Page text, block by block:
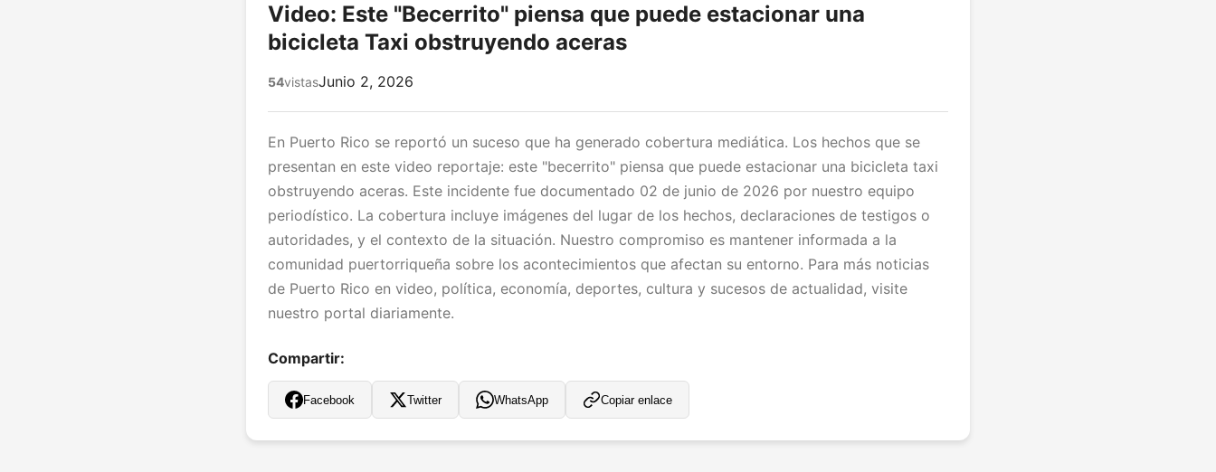
Video: Este "Becerrito" piensa que puede estacionar una
bicicleta Taxi obstruyendo aceras
54vistasJunio 2, 2026
En Puerto Rico se reportó un suceso que ha generado cobertura mediática. Los hechos que se
presentan en este video reportaje: este "becerrito" piensa que puede estacionar una bicicleta taxi
obstruyendo aceras. Este incidente fue documentado 02 de junio de 2026 por nuestro equipo
periodístico. La cobertura incluye imágenes del lugar de los hechos, declaraciones de testigos o
autoridades, y el contexto de la situación. Nuestro compromiso es mantener informada a la
comunidad puertorriqueña sobre los acontecimientos que afectan su entorno. Para más noticias
de Puerto Rico en video, política, economía, deportes, cultura y sucesos de actualidad, visite
nuestro portal diariamente.
Compartir:
Facebook Twitter WhatsApp Copiar enlace